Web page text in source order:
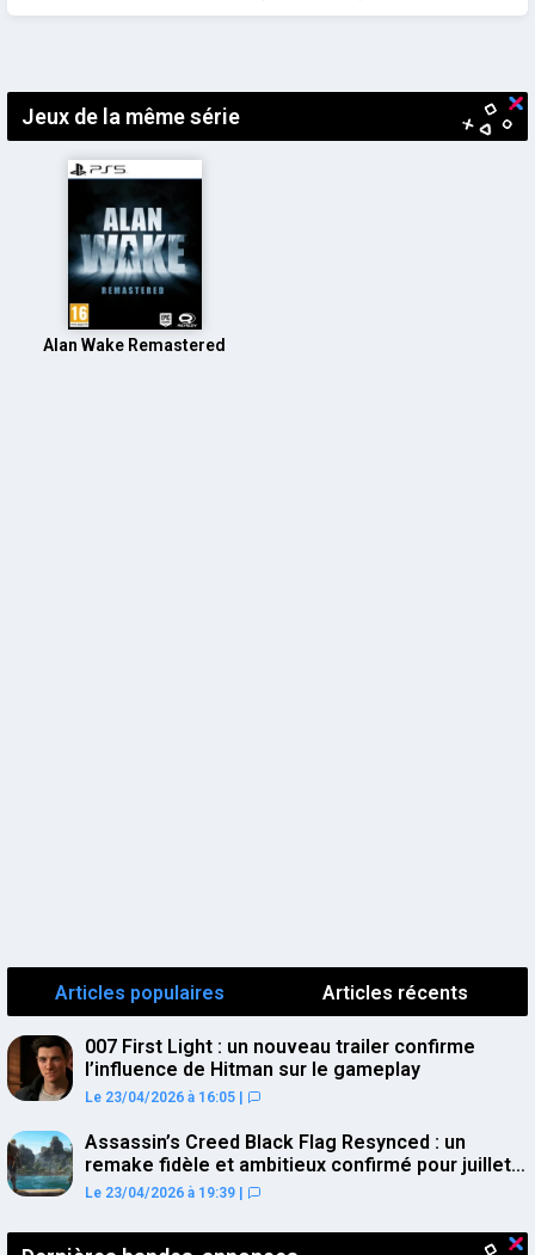
articles
Jeux de la même série
Alan Wake Remastered
Articles populaires Articles récents
007 First Light : un nouveau trailer confirme
l’influence de Hitman sur le gameplay
Le 23/04/2026 à 16:05 |
Assassin’s Creed Black Flag Resynced : un
remake fidèle et ambitieux confirmé pour juillet
sur PS5
Le 23/04/2026 à 19:39 |